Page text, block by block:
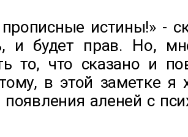
истины!» -
и будет прав. Но,
то, что сказано и
в этой заметке я
аленей с